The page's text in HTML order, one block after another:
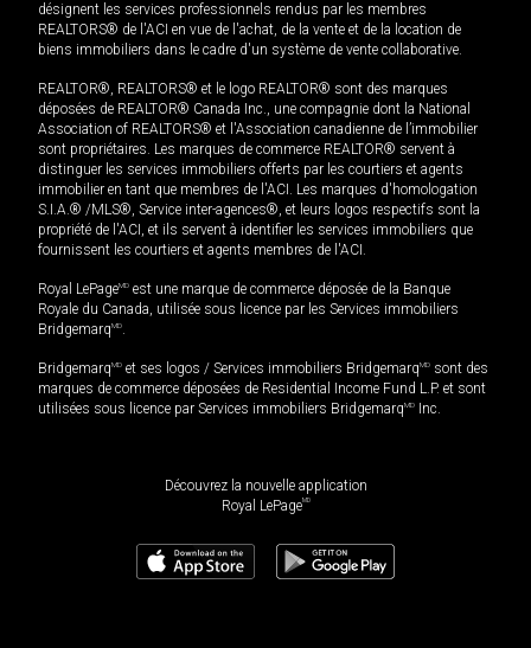
désignent les services professionnels rendus par les membres
REALTORS® de l'ACI en vue de l'achat, de la vente et de la location de
biens immobiliers dans le cadre d'un système de vente collaborative.
REALTOR®, REALTORS® et le logo REALTOR® sont des marques
déposées de REALTOR® Canada Inc., une compagnie dont la National
Association of REALTORS® et l'Association canadienne de l’immobilier
sont propriétaires. Les marques de commerce REALTOR® servent à
distinguer les services immobiliers offerts par les courtiers et agents
immobilier en tant que membres de l'ACI. Les marques d'homologation
S.I.A.® /MLS®, Service inter-agences®, et leurs logos respectifs sont la
propriété de l'ACI, et ils servent à identifier les services immobiliers que
fournissent les courtiers et agents membres de l'ACI.
Royal LePageMD est une marque de commerce déposée de la Banque
Royale du Canada, utilisée sous licence par les Services immobiliers
BridgemarqMD.
BridgemarqMD et ses logos / Services immobiliers BridgemarqMD sont des
marques de commerce déposées de Residential Income Fund L.P. et sont
utilisées sous licence par Services immobiliers BridgemarqMD Inc.
Découvrez la nouvelle application
Royal LePageMD